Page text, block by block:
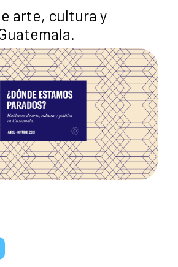
arte, cultura y